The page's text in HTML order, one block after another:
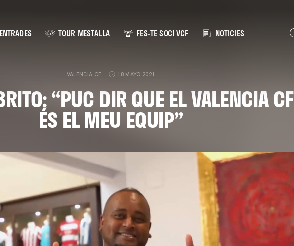
ENTRADES TOUR MESTALLA FES-TE SOCI VCF NOTICIES
VALENCIA CF 18 MAYO 2021
“PUC DIR QUE EL VALENCIA CF
ÉS EL MEU EQUIP”